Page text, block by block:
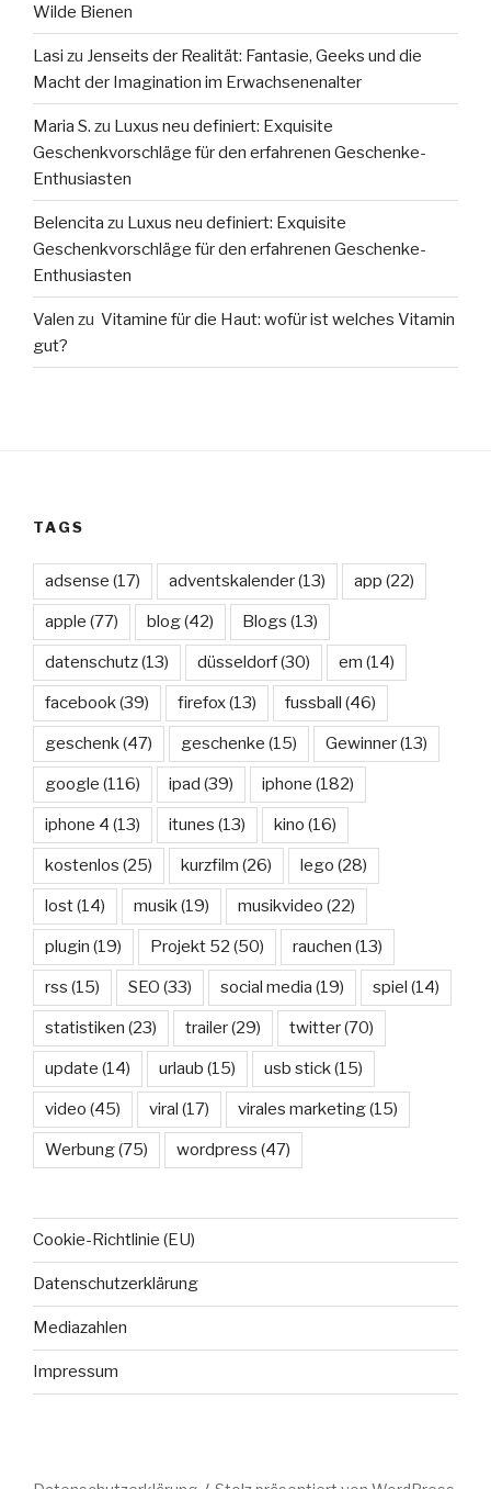
Wilde Bienen
Lasi zu Jenseits der Realität: Fantasie, Geeks und die
Macht der Imagination im Erwachsenenalter
Maria S. zu Luxus neu definiert: Exquisite
Geschenkvorschläge für den erfahrenen Geschenke-
Enthusiasten
Belencita zu Luxus neu definiert: Exquisite
Geschenkvorschläge für den erfahrenen Geschenke-
Enthusiasten
Valen zu Vitamine für die Haut: wofür ist welches Vitamin
gut?
TAGS
adsense (17) adventskalender(13) app (22)
apple (77) blog(42) Blogs (13)
datenschutz(13) düsseldorf(30) em (14)
facebook(39) firefox(13) fussball (46)
geschenk(47) geschenke (15) Gewinner(13)
google (116) ipad (39) iphone (182)
iphone 4 (13) itunes (13) kino (16)
kostenlos (25) kurzfilm (26) lego (28)
lost(14) musik(19) musikvideo (22)
plugin (19) Projekt 52 (50) rauchen (13)
rss (15) SEO (33) social media (19) spiel (14)
statistiken (23) trailer(29) twitter(70)
update (14) urlaub (15) usb stick(15)
video (45) viral (17) virales marketing(15)
Werbung(75) wordpress (47)
Cookie-Richtlinie (EU)
Datenschutzerklärung
Mediazahlen
Impressum